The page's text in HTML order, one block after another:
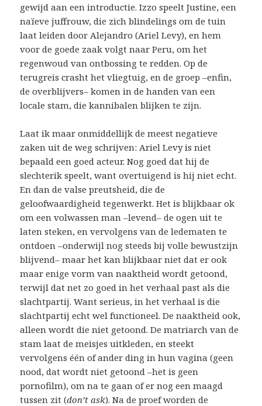
gewijd aan een introductie. Izzo speelt Justine, een
naïeve juffrouw, die zich blindelings om de tuin
laat leiden door Alejandro (Ariel Levy), en hem
voor de goede zaak volgt naar Peru, om het
regenwoud van ontbossing te redden. Op de
terugreis crasht het vliegtuig, en de groep –enfin,
de overblijvers– komen in de handen van een
locale stam, die kannibalen blijken te zijn.
Laat ik maar onmiddellijk de meest negatieve
zaken uit de weg schrijven: Ariel Levy is niet
bepaald een goed acteur. Nog goed dat hij de
slechterik speelt, want overtuigend is hij niet echt.
En dan de valse preutsheid, die de
geloofwaardigheid tegenwerkt. Het is blijkbaar ok
om een volwassen man –levend– de ogen uit te
laten steken, en vervolgens van de ledematen te
ontdoen –onderwijl nog steeds bij volle bewustzijn
blijvend– maar het kan blijkbaar niet dat er ook
maar enige vorm van naaktheid wordt getoond,
terwijl dat net zo goed in het verhaal past als die
slachtpartij. Want serieus, in het verhaal is die
slachtpartij echt wel functioneel. De naaktheid ook,
alleen wordt die niet getoond. De matriarch van de
stam laat de meisjes uitkleden, en steekt
vervolgens één of ander ding in hun vagina (geen
nood, dat wordt niet getoond –het is geen
pornofilm), om na te gaan of er nog een maagd
tussen zit (don’t ask). Na de proef worden de